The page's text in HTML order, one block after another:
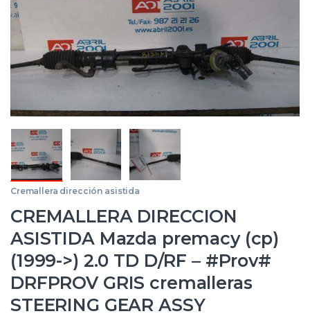
Cremallera dirección asistida
CREMALLERA DIRECCION
ASISTIDA Mazda premacy (cp)
(1999->) 2.0 TD D/RF – #Prov#
DRFPROV GRIS cremalleras
STEERING GEAR ASSY